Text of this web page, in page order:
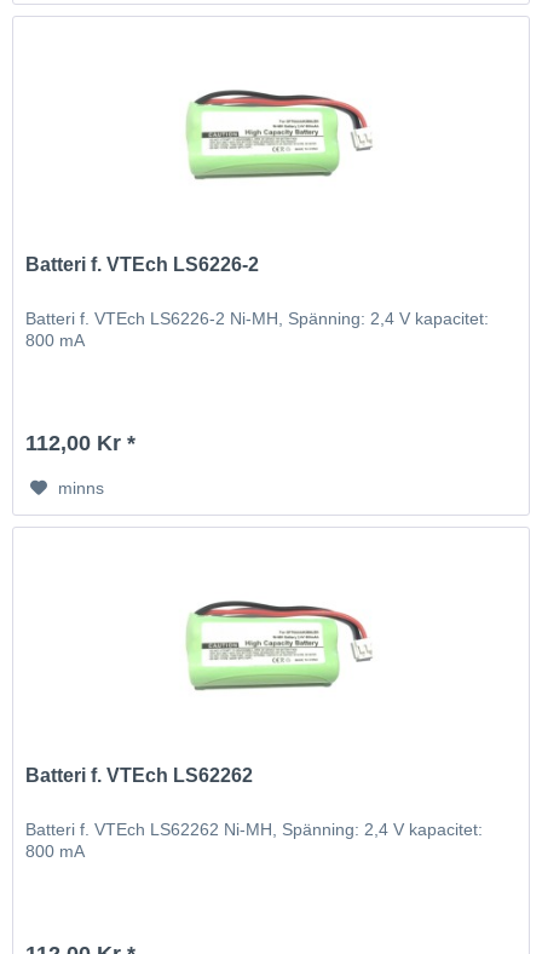
Batteri f. VTEch LS6226-2
Batteri f. VTEch LS6226-2 Ni-MH, Spänning: 2,4 V kapacitet:
800 mA
112,00 Kr *
minns
Batteri f. VTEch LS62262
Batteri f. VTEch LS62262 Ni-MH, Spänning: 2,4 V kapacitet:
800 mA